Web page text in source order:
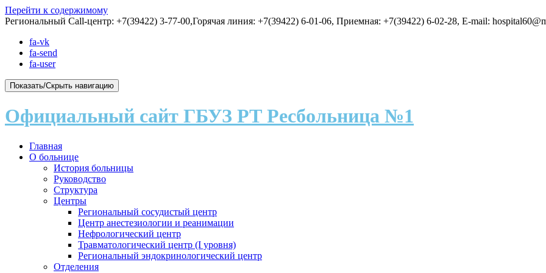
Перейти к содержимому
Региональный Call-центр: +7(39422) 3-77-00,Горячая линия: +7(39422) 6-01-06, Приемная: +7(39422) 6-02-28, E-mail:
fa-vk
fa-send
fa-user
Показать/Скрыть навигацию
Официальный сайт ГБУЗ РТ Ресбольница №1
Главная
О больнице
История больницы
Руководство
Структура
Центры
Региональный сосудистый центр
Центр анестезиологии и реанимации
Нефрологический центр
Травматологический центр (I уровня)
Региональный эндокринологический центр
Отделения